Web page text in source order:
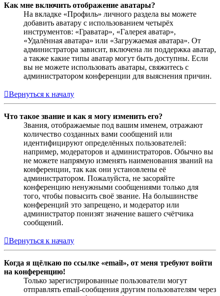
Как мне включить отображение аватары?
На вкладке «Профиль» личного раздела вы можете
добавить аватару с использованием четырёх
инструментов: «Граватар», «Галерея аватар»,
«Удалённая аватара» или «Загружаемая аватара». От
администратора зависит, включена ли поддержка аватар,
а также какие типы аватар могут быть доступны. Если
вы не можете использовать аватары, свяжитесь с
администратором конференции для выяснения причин.
Вернуться к началу
Что такое звание и как я могу изменить его?
Звания, отображаемые под вашим именем, отражают
количество созданных вами сообщений или
идентифицируют определённых пользователей:
например, модераторов и администраторов. Обычно вы
не можете напрямую изменять наименования званий на
конференции, так как они установлены её
администратором. Пожалуйста, не засоряйте
конференцию ненужными сообщениями только для
того, чтобы повысить своё звание. На большинстве
конференций это запрещено, и модератор или
администратор понизят значение вашего счётчика
сообщений.
Вернуться к началу
Когда я щёлкаю по ссылке «email», от меня требуют войти
на конференцию!
Только зарегистрированные пользователи могут
отправлять email-сообщения другим пользователям через